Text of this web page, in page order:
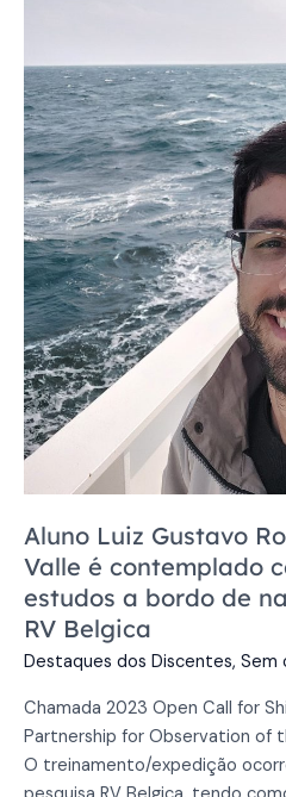
Aluno Luiz Gustavo
Valle é contemplado
estudos a bordo de
RV Belgica
Destaques dos Discentes, Sem
Chamada 2023 Open Call for
Partnership for Observation of
O treinamento/expedição
Rodrigues
de
Sá
Valle
é
contemplado
com
bolsa
de
estudos
a
bordo
de
navio
RV
Belgica